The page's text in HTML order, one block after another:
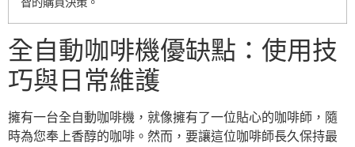
全自動咖啡機優缺點：使用技
巧與日常維護
擁有一台全自動咖啡機，就像擁有了一位貼心的咖啡師，隨
時為您奉上香醇的咖啡。然而，要讓這位咖啡師長久保持最